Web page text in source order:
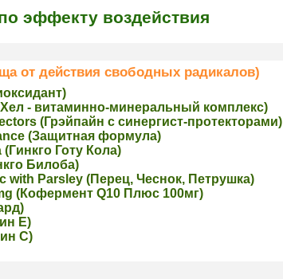
эффекту воздействия
от действия свободных радикалов)
Хел - витаминно-минеральный комплекс)
(Грэйпайн с синергист-протекторами)
(Защитная формула)
Готу Кола)
Билоба)
with Parsley (Перец, Чеснок, Петрушка)
(Кофермент Q10 Плюс 100мг)
Е)
С)